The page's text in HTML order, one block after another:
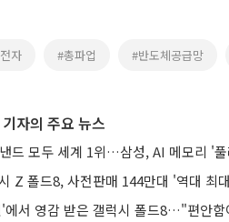
자 #총파업 #반도체공급망
자의 주요 뉴스
드 모두 세계 1위…삼성, AI 메모리 '
Z 폴드8, 사전판매 144만대 '역대 최
에서 영감 받은 갤럭시 폴드8…"편안함